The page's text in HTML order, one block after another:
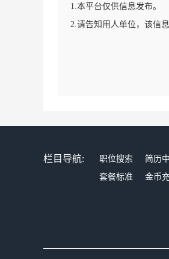
1.本平台仅供信息发布。
2.请告知用人单位，该信
栏目导航: 职位搜索 简历
套餐标准
金币